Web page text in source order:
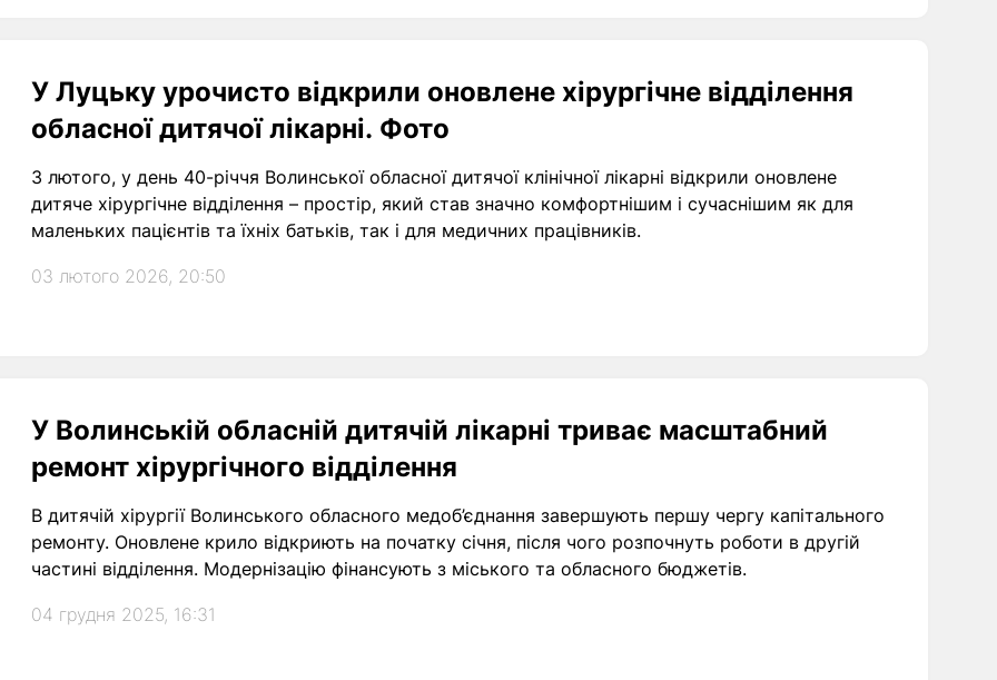
У Луцьку урочисто відкрили оновлене хірургічне відділення
обласної дитячої лікарні. Фото
3 лютого, у день 40-річчя Волинської обласної дитячої клінічної лікарні відкрили оновлене
дитяче хірургічне відділення – простір, який став значно комфортнішим і сучаснішим як для
маленьких пацієнтів та їхніх батьків, так і для медичних працівників.
03 лютого 2026, 20:50
У Волинській обласній дитячій лікарні триває масштабний
ремонт хірургічного відділення
В дитячій хірургії Волинського обласного медоб’єднання завершують першу чергу капітального
ремонту. Оновлене крило відкриють на початку січня, після чого розпочнуть роботи в другій
частині відділення. Модернізацію фінансують з міського та обласного бюджетів.
04 грудня 2025, 16:31